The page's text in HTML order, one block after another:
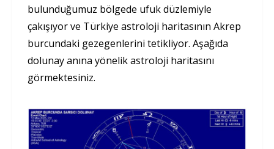
bulunduğumuz bölgede ufuk düzlemiyle
çakışıyor ve Türkiye astroloji haritasının Akrep
burcundaki gezegenlerini tetikliyor. Aşağıda
dolunay anına yönelik astroloji haritasını
görmektesiniz.